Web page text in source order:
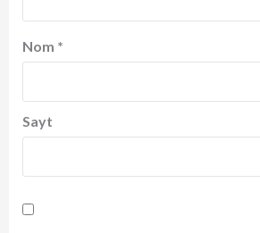
Nom *
Sayt